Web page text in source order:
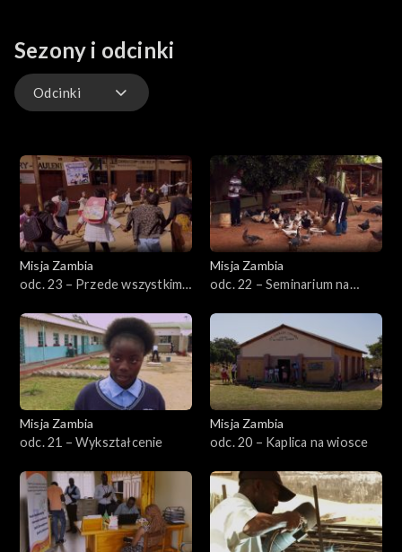
Sezony i odcinki
Odcinki
Misja Zambia
odc. 23 – Przede wszystkim
Misja Zambia
odc. 22 – Seminarium na
Misja Zambia
odc. 21 – Wykształcenie
Misja Zambia
odc. 20 – Kaplica na wiosce